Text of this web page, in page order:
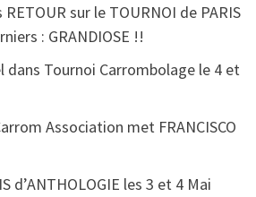
RETOUR sur le TOURNOI de PARIS
: GRANDIOSE !!
dans Tournoi Carrombolage le 4 et
Association met FRANCISCO
d’ANTHOLOGIE les 3 et 4 Mai